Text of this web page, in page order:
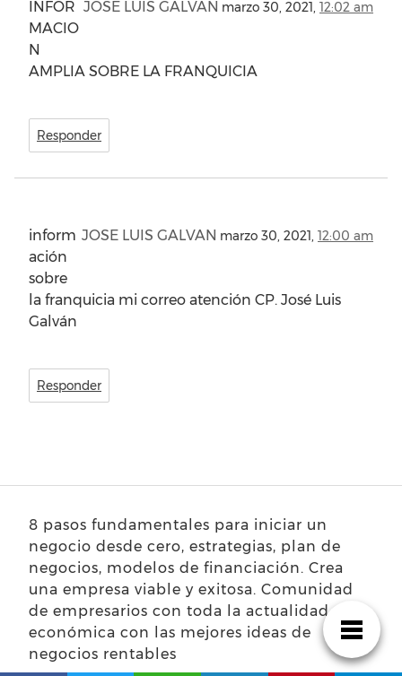
JOSE LUIS GALVAN marzo 30, 2021, 12:02 am
INFOR
MACIO
N
AMPLIA SOBRE LA FRANQUICIA
Responder
JOSE LUIS GALVAN marzo 30, 2021, 12:00 am
inform
ación
sobre
la franquicia mi correo atención CP. José Luis
Galván
Responder
8 pasos fundamentales para iniciar un
negocio desde cero, estrategias, plan de
negocios, modelos de financiación. Crea
una empresa viable y exitosa. Comunidad
de empresarios con toda la actualidad
económica con las mejores ideas de
negocios rentables